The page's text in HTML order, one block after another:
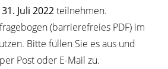
Juli 2022teilnehmen.
(barrierefreies PDF) im
Bitte füllen Sie es aus und
Post oder E-Mail zu.